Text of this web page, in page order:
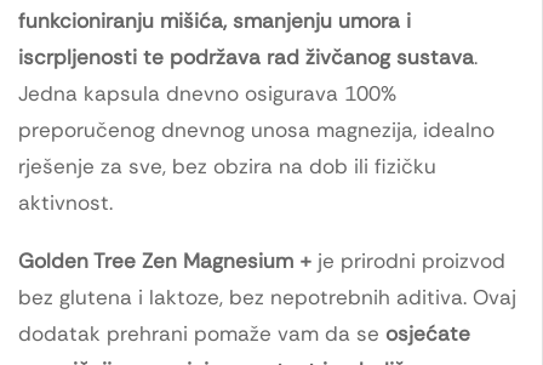
funkcioniranju mišića, smanjenju umora i
iscrpljenosti te podržava rad živčanog sustava.
Jedna kapsula dnevno osigurava 100%
preporučenog dnevnog unosa magnezija, idealno
rješenje za sve, bez obzira na dob ili fizičku
aktivnost.
Golden Tree Zen Magnesium + je prirodni proizvod
bez glutena i laktoze, bez nepotrebnih aditiva. Ovaj
dodatak prehrani pomaže vam da se osjećate